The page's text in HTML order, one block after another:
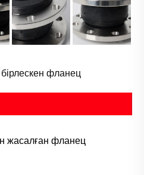
фланец
жасалған фланец